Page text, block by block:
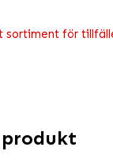
sortiment för